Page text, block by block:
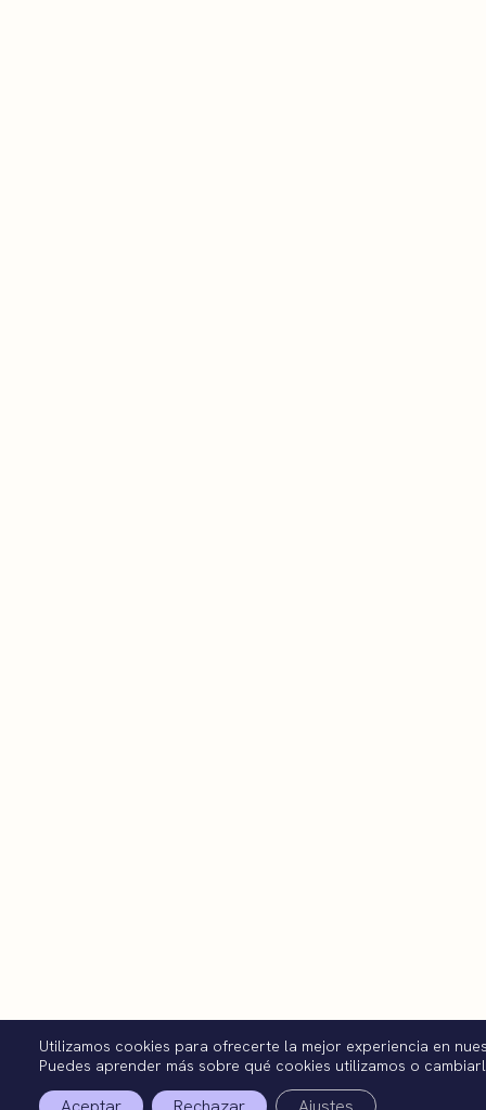
Utilizamos cookies para ofrecerte la mejor experiencia en
Puedes aprender más sobre qué cookies utilizamos o